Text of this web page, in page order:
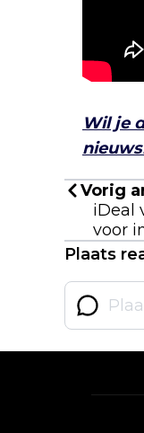
Wil je
Vorig
iDeal
voor
Plaats